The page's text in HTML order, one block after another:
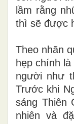
lầm rằng
thì sẽ được
Theo nhãn
hẹp chính
người như
Trước khi
sáng Thiên
nhiên và